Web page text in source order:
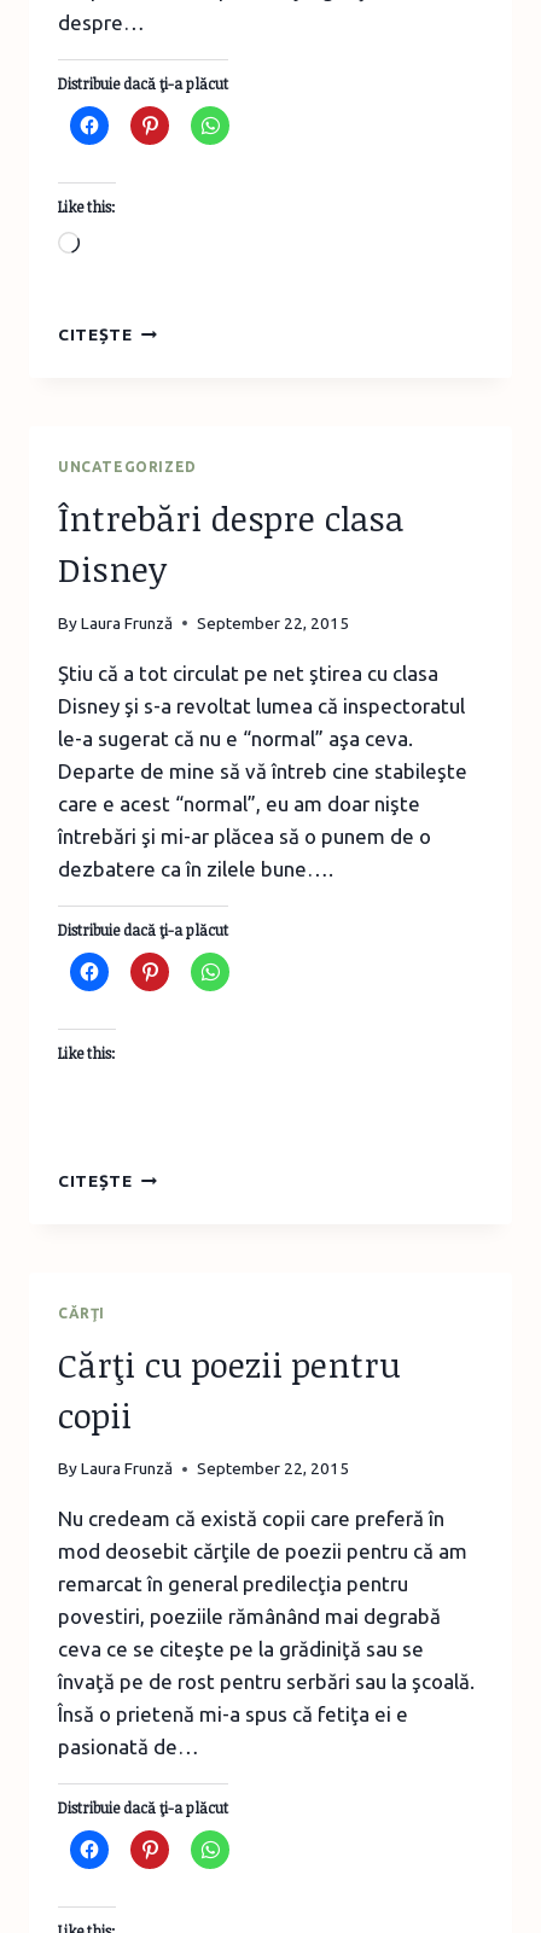
despre…
Distribuie dacă ţi-a plăcut
Like this:
Loading…
CITEȘTEPENTRU
UNCATEGORIZED
Întrebări despre clasa
Disney
ByLaura Frunză September 22, 2015
Ştiu că a tot circulat pe net ştirea cu clasa
Disney şi s-a revoltat lumea că inspectoratul
le-a sugerat că nu e “normal” aşa ceva.
Departe de mine să vă întreb cine stabileşte
care e acest “normal”, eu am doar nişte
întrebări şi mi-ar plăcea să o punem de o
dezbatere ca în zilele bune….
Distribuie dacă ţi-a plăcut
Like this:
CITEȘTEÎNTREBĂRI
CĂRŢI
Cărţi cu poezii pentru
copii
ByLaura Frunză September 22, 2015
Nu credeam că există copii care preferă în
mod deosebit cărţile de poezii pentru că am
remarcat în general predilecţia pentru
povestiri, poeziile rămânând mai degrabă
ceva ce se citeşte pe la grădiniţă sau se
învaţă pe de rost pentru serbări sau la şcoală.
Însă o prietenă mi-a spus că fetiţa ei e
pasionată de…
Distribuie dacă ţi-a plăcut